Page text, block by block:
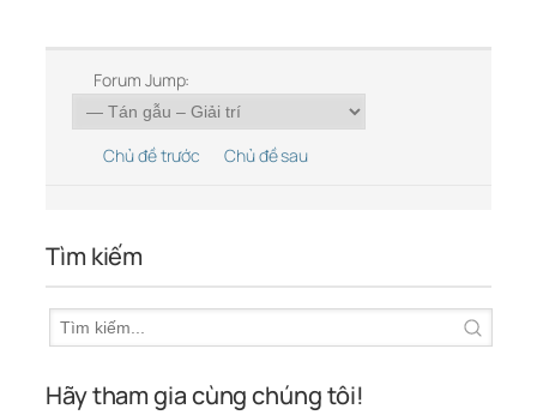
Forum Jump:
Chủ đề trước Chủ đề sau
Tìm kiếm
Hãy tham gia cùng chúng tôi!